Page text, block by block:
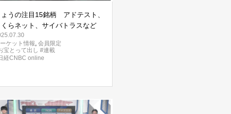
ょうの注目15銘柄 アドテスト、
くらネット、サイバトラスなど
ケット情報, 会員限定
宝とって出し #連載
経CNBC online